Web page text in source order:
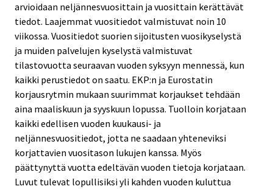
arvioidaan neljännesvuosittain ja vuosittain kerättävät
tiedot. Laajemmat vuositiedot valmistuvat noin 10
viikossa. Vuositiedot suorien sijoitusten vuosikyselystä
ja muiden palvelujen kyselystä valmistuvat
tilastovuotta seuraavan vuoden syksyyn mennessä, kun
kaikki perustiedot on saatu. EKP:n ja Eurostatin
korjausrytmin mukaan suurimmat korjaukset tehdään
aina maaliskuun ja syyskuun lopussa. Tuolloin korjataan
kaikki edellisen vuoden kuukausi- ja
neljännesvuositiedot, jotta ne saadaan yhteneviksi
korjattavien vuositason lukujen kanssa. Myös
päättynyttä vuotta edeltävän vuoden tietoja korjataan.
Luvut tulevat lopullisiksi yli kahden vuoden kuluttua